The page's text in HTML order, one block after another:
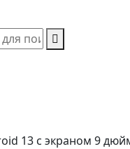
13 с экраном 9